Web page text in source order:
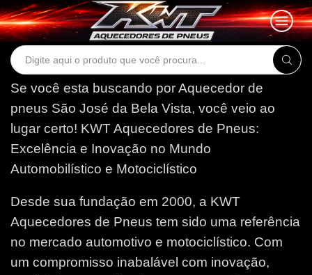
Search
Se você esta buscando por Aquecedor de
pneus São José da Bela Vista, você veio ao
lugar certo! KWT Aquecedores de Pneus:
Excelência e Inovação no Mundo
Automobilístico e Motociclístico
Desde sua fundação em 2000, a KWT
Aquecedores de Pneus tem sido uma referência
no mercado automotivo e motociclístico. Com
um compromisso inabalável com inovação,